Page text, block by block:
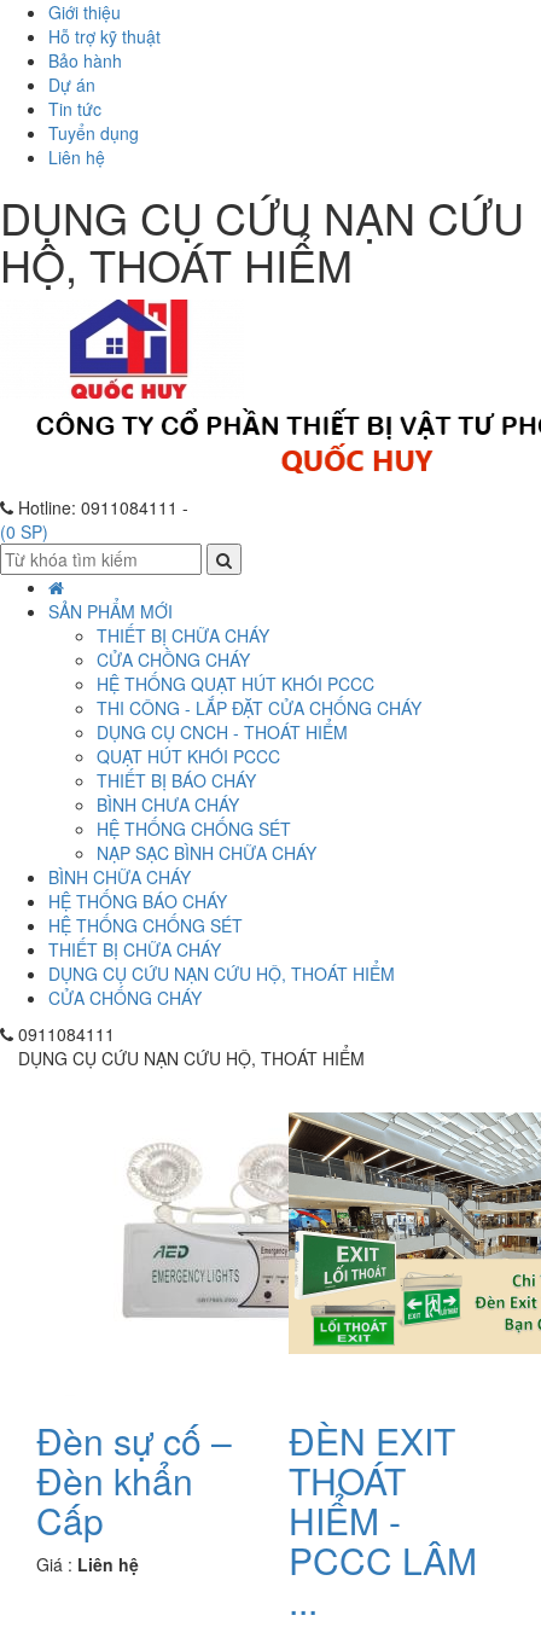
Giới thiệu
Hỗ trợ kỹ thuật
Bảo hành
Dự án
Tin tức
Tuyển dụng
Liên hệ
DỤNG CỤ CỨU NẠN CỨU
HỘ, THOÁT HIỂM
Hotline: 0911084111 -
(0 SP)
SẢN PHẨM MỚI
THIẾT BỊ CHỮA CHÁY
CỬA CHỒNG CHÁY
HỆ THỐNG QUẠT HÚT KHÓI PCCC
THI CÔNG - LẮP ĐẶT CỬA CHỐNG CHÁY
DỤNG CỤ CNCH - THOÁT HIỂM
QUẠT HÚT KHÓI PCCC
THIẾT BỊ BÁO CHÁY
BÌNH CHƯA CHÁY
HỆ THỐNG CHỐNG SÉT
NẠP SẠC BÌNH CHỮA CHÁY
BÌNH CHỮA CHÁY
HỆ THỐNG BÁO CHÁY
HỆ THỐNG CHỐNG SÉT
THIẾT BỊ CHỮA CHÁY
DỤNG CỤ CỨU NẠN CỨU HỘ, THOÁT HIỂM
CỬA CHỐNG CHÁY
0911084111
DỤNG CỤ CỨU NẠN CỨU HỘ, THOÁT HIỂM
Đèn sự cố –
Đèn khẩn
Cấp
Giá : Liên hệ
ĐÈN EXIT
THOÁT
HIỂM -
PCCC LÂM
...